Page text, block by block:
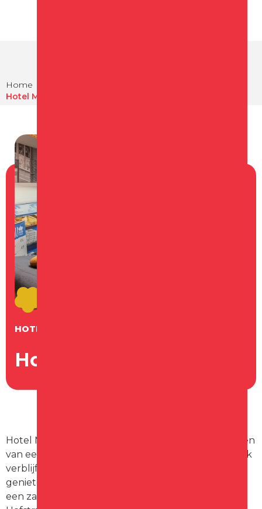
Home
Hotel Marktstad
HOTEL
Hotel Marktstad
Hotel Marktstad is een prachtig hotel om te genieten
van een welverdiend weekendje weg of een zakelijk
verblijf. Hotel Marktstad is een prachtig hotel om te
genieten van een welverdiend weekendje weg of
een zakelijk verblijf. Het hotel bevindt zich aan de